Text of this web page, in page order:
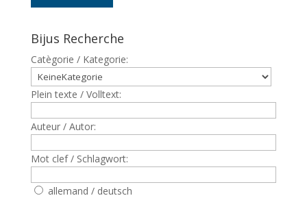
Bijus Recherche
Catègorie / Kategorie:
Plein texte / Volltext:
Auteur / Autor:
Mot clef / Schlagwort:
allemand / deutsch